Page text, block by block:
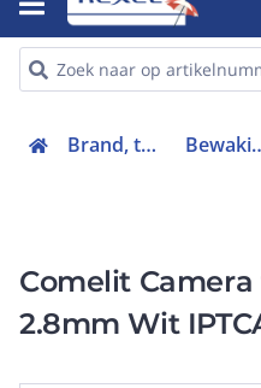
Brand, toegang en inbraak
Comelit
2.8mm Wit